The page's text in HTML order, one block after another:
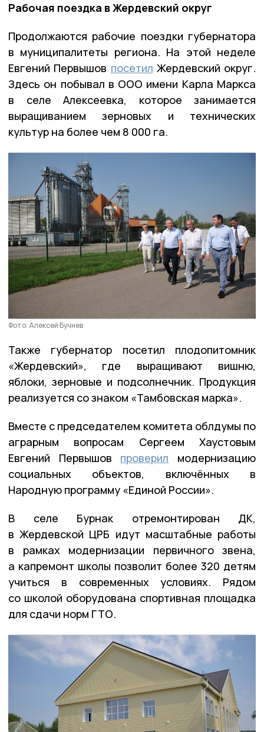
Рабочая поездка в Жердевский округ
Продолжаются рабочие поездки губернатора
в муниципалитеты региона. На этой неделе
Евгений Первышов посетил Жердевский округ.
Здесь он побывал в ООО имени Карла Маркса
в селе Алексеевка, которое занимается
выращиванием зерновых и технических
культур на более чем 8 000 га.
Фото: Алексей Бучнев
Также губернатор посетил плодопитомник
«Жердевский», где выращивают вишню,
яблоки, зерновые и подсолнечник. Продукция
реализуется со знаком «Тамбовская марка».
Вместе с председателем комитета облдумы по
аграрным вопросам Сергеем Хаустовым
Евгений Первышов проверил модернизацию
социальных объектов, включённых в
Народную программу «Единой России».
В селе Бурнак отремонтирован ДК,
в Жердевской ЦРБ идут масштабные работы
в рамках модернизации первичного звена,
а капремонт школы позволит более 320 детям
учиться в современных условиях. Рядом
со школой оборудована спортивная площадка
для сдачи норм ГТО.